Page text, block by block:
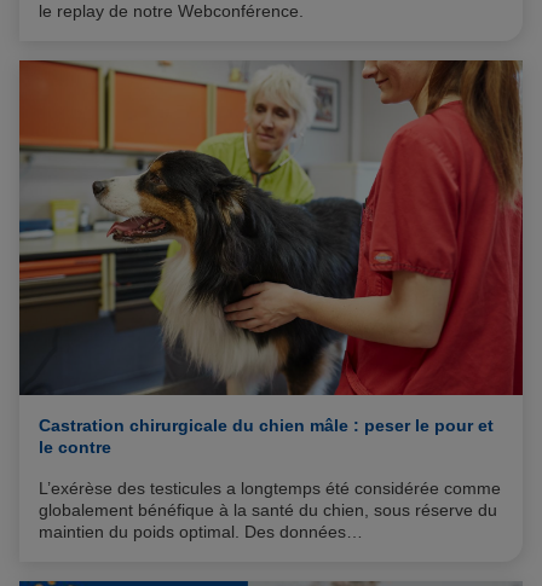
le replay de notre Webconférence.
Castration chirurgicale du chien mâle : peser le pour et
le contre
L’exérèse des testicules a longtemps été considérée comme
globalement bénéfique à la santé du chien, sous réserve du
maintien du poids optimal. Des données